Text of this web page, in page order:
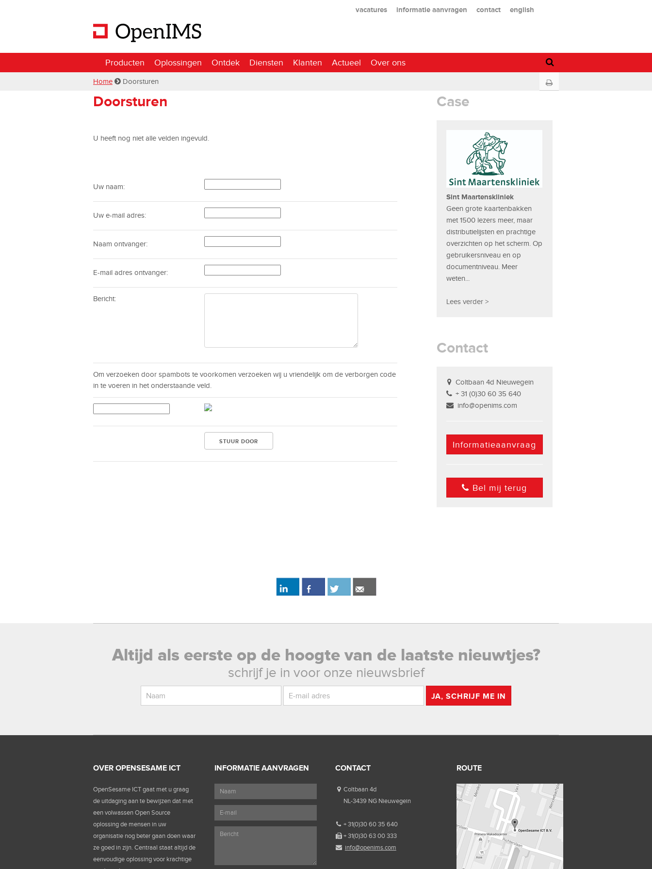
vacatures informatie aanvragen contact english
Producten Oplossingen Ontdek Diensten Klanten Actueel Over ons
Home Doorsturen
Doorsturen
U heeft nog niet alle velden ingevuld.
Uw naam:
Uw e-mail adres:
Naam ontvanger:
E-mail adres ontvanger:
Bericht:
Om verzoeken door spambots te voorkomen verzoeken wij u vriendelijk om de verborgen code
in te voeren in het onderstaande veld.
Case
Sint Maartenskliniek
Geen grote kaartenbakken
met 1500 lezers meer, maar
distributielijsten en prachtige
overzichten op het scherm. Op
gebruikersniveau en op
documentniveau. Meer
weten...
Lees verder >
Contact
Coltbaan 4d Nieuwegein
+ 31 (0)30 60 35 640
info@openims.com
Informatieaanvraag
Bel mij terug
Altijd als eerste op de hoogte van de laatste nieuwtjes?
schrijf je in voor onze nieuwsbrief
JA, SCHRIJF ME IN
OVER OPENSESAME ICT
OpenSesame ICT gaat met u graag
de uitdaging aan te bewijzen dat met
een volwassen Open Source
oplossing de mensen in uw
organisatie nog beter gaan doen waar
ze goed in zijn. Centraal staat altijd de
eenvoudige oplossing voor krachtige
INFORMATIE AANVRAGEN CONTACT
Coltbaan 4d
NL-3439 NG Nieuwegein
+ 31(0)30 60 35 640
+ 31(0)30 63 00 333
info@openims.com
ROUTE